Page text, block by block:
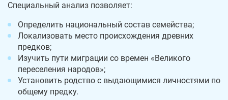
Специальный анализ позволяет:
Определить национальный состав семейства;
Локализовать место происхождения древних
предков;
Изучить пути миграции со времен «Великого
переселения народов»;
Установить родство с выдающимися личностями по
общему предку.